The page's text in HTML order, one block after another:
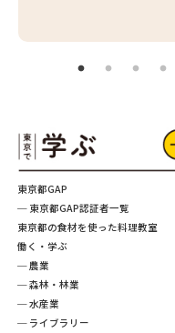
東京都GAP
─ 東京都GAP認証者一覧
東京都の食材を使った料理教室
働く・学ぶ
─ 農業
─ 森林・林業
─ 水産業
─ ライブラリー